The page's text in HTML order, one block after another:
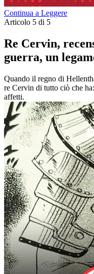
Continua a Leggere
Articolo 5 di 5
Re Cervin,
guerra, un
Quando il regno di
re Cervin di tutto ciò che
affetti.